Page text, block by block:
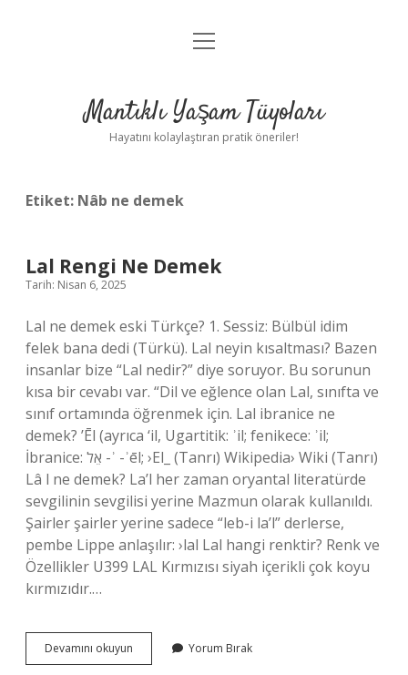
Anasayfa
Yasal Uyarı
menüyü
Mantıklı Yaşam Tüyoları
Hayatını kolaylaştıran pratik öneriler!
Etiket: Nâb ne demek
Lal Rengi Ne Demek
Tarih: Nisan 6, 2025
Lal ne demek eski Türkçe? 1. Sessiz: Bülbül idim
felek bana dedi (Türkü). Lal neyin kısaltması? Bazen
insanlar bize “Lal nedir?” diye soruyor. Bu sorunun
kısa bir cevabı var. “Dil ve eğlence olan Lal, sınıfta ve
sınıf ortamında öğrenmek için. Lal ibranice ne
demek? ʼĒl (ayrıca ‘il, Ugartitik: ʾil; fenikece: ʾil;
İbranice: אֵל -ʾ -ʾēl; ›El_ (Tanrı) Wikipedia› Wiki (Tanrı)
Lâ l ne demek? La’l her zaman oryantal literatürde
sevgilinin sevgilisi yerine Mazmun olarak kullanıldı.
Şairler şairler yerine sadece “leb-i la’l” derlerse,
pembe Lippe anlaşılır: ›lal Lal hangi renktir? Renk ve
Özellikler U399 LAL Kırmızısı siyah içerikli çok koyu
kırmızıdır.…
Devamını okuyun
Rengi
Yorum Bırak